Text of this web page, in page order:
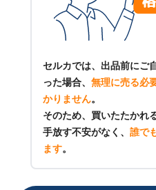
セルカでは、出品前にご
った場合、 無理に売る必
かりません。
そのため、買いたたかれ
手放す不安がなく、 誰で
ます。